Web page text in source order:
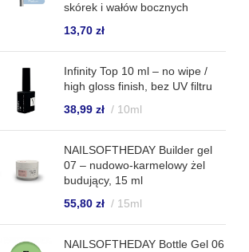
skórek i wałów bocznych
13,70 zł
Infinity Top 10 ml – no wipe /
high gloss finish, bez UV filtru
38,99 zł 10ml
NAILSOFTHEDAY Builder gel
07 – nudowo-karmelowy żel
budujący, 15 ml
55,80 zł 15ml
NAILSOFTHEDAY Bottle Gel 06